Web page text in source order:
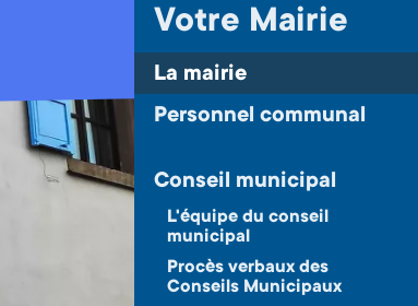
Votre Mairie
La mairie
Personnel communal
Conseil municipal
L'équipe du conseil
municipal
Procès verbaux des
Conseils Municipaux